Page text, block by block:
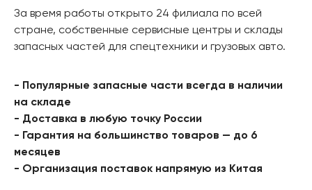
За время работы открыто 24 филиала по всей
стране, собственные сервисные центры и склады
запасных частей для спецтехники и грузовых авто.
- Популярные запасные части всегда в наличии
на складе
- Доставка в любую точку России
- Гарантия на большинство товаров — до 6
месяцев
- Организация поставок напрямую из Китая